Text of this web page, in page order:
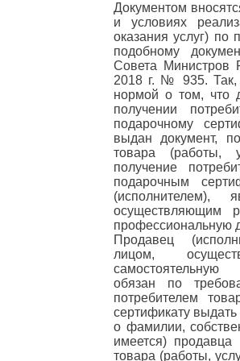
Документом
и условиях
оказания услуг) по
подобному
Совета Министров
2018 г. № 935. Так,
нормой о том, что
получении
подарочному
выдан документ,
товара (работы,
получение
подарочным
(исполнителем),
осуществляющим
профессиональную
Продавец
лицом,
самостоятельную
обязан по
потребителем
сертификату
о фамилии,
имеется) продавца
товара (работы,